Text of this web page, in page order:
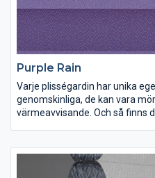
Purple Rain
Varje plisségardin har unika
genomskinliga, de kan vara
värmeavvisande. Och så finns